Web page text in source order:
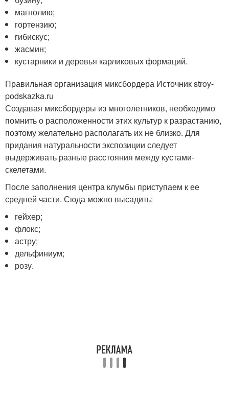
магнолию;
гортензию;
гибискус;
жасмин;
кустарники и деревья карликовых формаций.
Правильная организация миксбордера Источник stroy-
podskazka.ru
Создавая миксбордеры из многолетников, необходимо
помнить о расположенности этих культур к разрастанию,
поэтому желательно располагать их не близко. Для
придания натуральности экспозиции следует
выдерживать разные расстояния между кустами-
скелетами.
После заполнения центра клумбы приступаем к ее
средней части. Сюда можно высадить:
гейхер;
флокс;
астру;
дельфиниум;
розу.